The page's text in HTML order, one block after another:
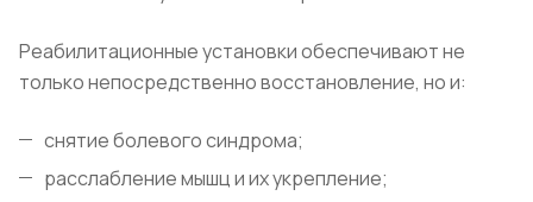
Реабилитационные установки обеспечивают не
только непосредственно восстановление, но и:
снятие болевого синдрома;
расслабление мышц и их укрепление;